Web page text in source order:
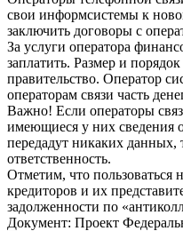
свои информсистемы к
заключить договоры с
За услуги оператора
заплатить. Размер и
правительство. Оператор
операторам связи часть
Важно! Если операторы
имеющиеся у них сведения
передадут никаких данных,
ответственность.
Отметим, что пользоваться
кредиторов и их
задолженности по
Документ: Проект